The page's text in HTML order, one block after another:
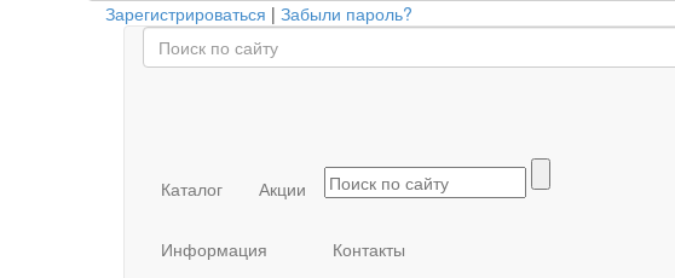
Зарегистрироваться | Забыли пароль?
Каталог Акции
Информация
Контакты